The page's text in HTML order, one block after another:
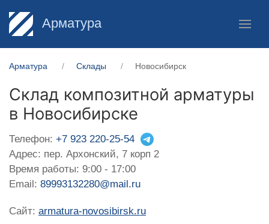
Арматура
Арматура Склады Новосибирск
Склад композитной арматуры
в Новосибирске
Телефон: +7 923 220-25-54
Адрес: пер. Архонский, 7 корп 2
Время работы: 9:00 - 17:00
Email: 89993132280@mail.ru
Сайт: armatura-novosibirsk.ru